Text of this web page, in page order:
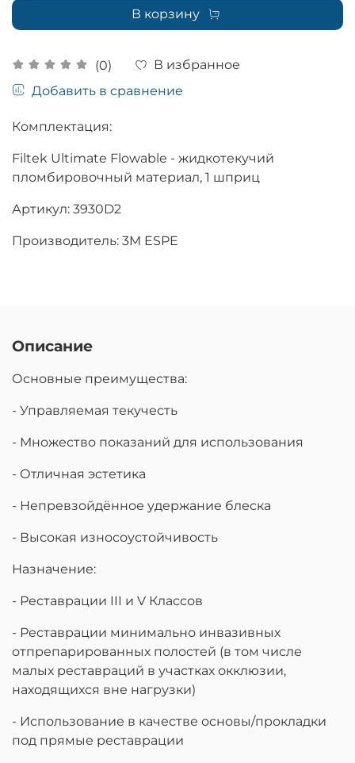
(0)
В избранное
Добавить в сравнение
В корзину
Комплектация:
Filtek Ultimate Flowable - жидкотекучий
пломбировочный материал, 1 шприц
Артикул: 3930D2
Производитель: 3M ESPE
Описание
Основные преимущества:
- Управляемая текучесть
- Множество показаний для использования
- Отличная эстетика
- Непревзойдённое удержание блеска
- Высокая износоустойчивость
Назначение:
- Реставрации III и V Классов
- Реставрации минимально инвазивных
отпрепарированных полостей (в том числе
малых реставраций в участках окклюзии,
находящихся вне нагрузки)
- Использование в качестве основы/прокладки
под прямые реставрации